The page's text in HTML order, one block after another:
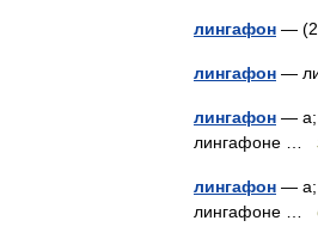
лингафон — (2
лингафон —
лингафон — а;
лингафоне …
лингафон — а;
лингафоне …